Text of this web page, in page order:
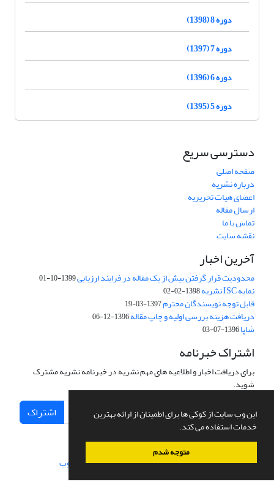
این وب سایت از کوکی ها برای اطمینان از ارائه بهترین
خدمات استفاده می کند.
متوجه شدم
دوره 8 (1398)
دوره 7 (1397)
دوره 6 (1396)
دوره 5 (1395)
دسترسی سریع
صفحه اصلی
درباره نشریه
اعضای هیات تحریریه
ارسال مقاله
تماس با ما
نقشه سایت
آخرین اخبار
محدودیت قرار گرفتن بیش از یک مقاله در فرایند ارزیابی1399-10-01
نمایه ISC نشریه 1398-02-02
قابل توجه نویسندگان محترم1397-03-19
دریافت هزینه بررسی اولیه و چاپ مقاله1396-12-06
شاپا1396-07-03
اشتراک خبرنامه
برای دریافت اخبار و اطلاعیه های مهم نشریه در خبرنامه نشریه مشترک
شوید.
اشتراک
سامانه مدیریت نشریات علمی.طراحی و پیاده سازی از سیناوب